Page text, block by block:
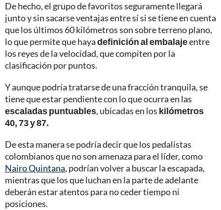
De hecho, el grupo de favoritos seguramente llegará
junto y sin sacarse ventajas entre sí si se tiene en cuenta
que los últimos 60 kilómetros son sobre terreno plano,
lo que permite que hayadefinición al embalajeentre
los reyes de la velocidad, que compiten por la
clasificación por puntos.
Y aunque podría tratarse de una fracción tranquila, se
tiene que estar pendiente con lo que ocurra en las
escaladas puntuables, ubicadas en los kilómetros
40, 73 y 87.
De esta manera se podría decir que los pedalistas
colombianos que no son amenaza para el líder, como
Nairo Quintana, podrían volver a buscar la escapada,
mientras que los que luchan en la parte de adelante
deberán estar atentos para no ceder tiempo ni
posiciones.